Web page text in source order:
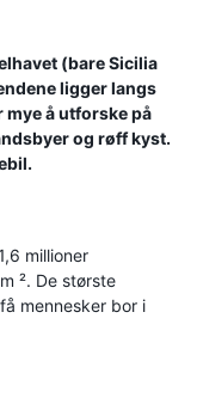
(bare Sicilia
ligger langs
mye å utforske på
og røff kyst.
millioner
². De største
mennesker bor i